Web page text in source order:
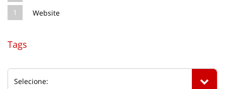
1
Website
Tags